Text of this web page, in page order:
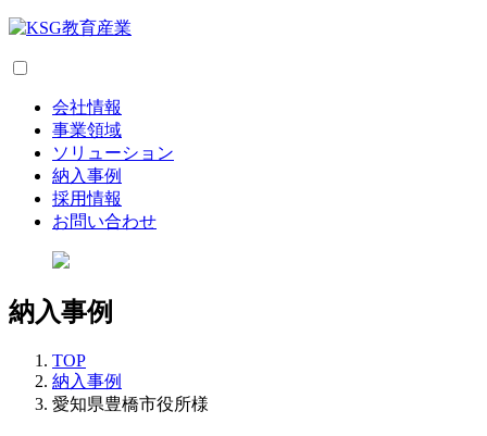
会社情報
事業領域
ソリューション
納入事例
採用情報
お問い合わせ
納入事例
TOP
納入事例
愛知県豊橋市役所様